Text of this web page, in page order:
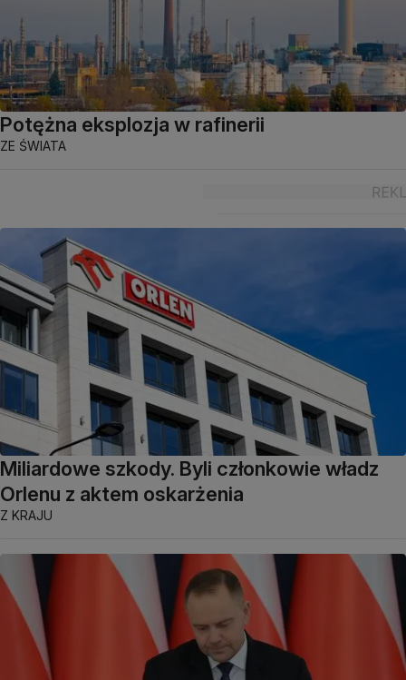
Potężna eksplozja w rafinerii
ZE ŚWIATA
Miliardowe szkody. Byli członkowie władz
Orlenu z aktem oskarżenia
Z KRAJU